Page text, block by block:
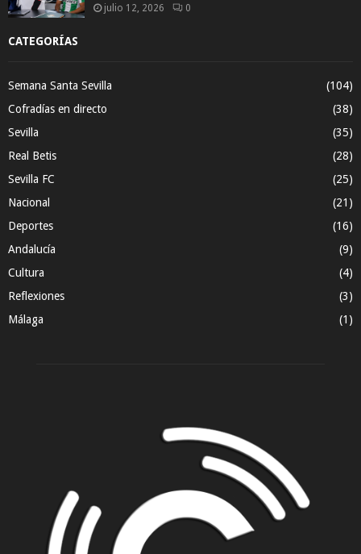
julio 12, 2026 0
CATEGORÍAS
Semana Santa Sevilla
(104)
Cofradías en directo
(38)
Sevilla
(35)
Real Betis
(28)
Sevilla FC
(25)
Nacional
(21)
Deportes
(16)
Andalucía
(9)
Cultura
(4)
Reflexiones
(3)
Málaga
(1)